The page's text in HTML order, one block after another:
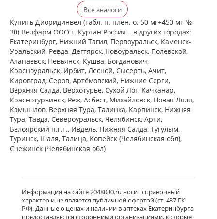
Детралекс (табл. п. плен. о. 500 мг №
60) Лаборатории Сервье Индастри
Франция Сервье РУС ООО Россия
есть в 1 аптеках
от 2 164,00 до 2 164,00
Венарус (табл. п. плен. о. 50 мг+450
мг № 30) Алиум АО (Московская
обл,.рп. Оболенск) Россия
есть в 1 аптеках
от 1 183,00 до 1 183,00
Венарус (табл. п. плен. о. 50 мг+450
мг № 60) Алиум АО (Московская
обл,.рп. Оболенск) Россия
есть в 1 аптеках
Детралекс (табл. п. плен. о. 1000 мг
№ 60) Лаборатории Сервье
Индастри Франция Сервье РУС ООО
Россия
Все аналоги
Купить Диоридинвел (табл. п. плен. о. 50 мг+450 мг №
30) Велфарм ООО г. Курган Россия – в других городах:
Екатеринбург, Нижний Тагил, Первоуральск, Каменск-
Уральский, Ревда, Дегтярск, Новоуральск, Полевской,
Алапаевск, Невьянск, Кушва, Богданович,
Красноуральск, Ирбит, Лесной, Сысерть, Ачит,
Кировград, Серов, Артёмовский, Нижние Cерги,
Верхняя Салда, Верхотурье, Сухой Лог, Качканар,
Краснотурьинск, Реж, Асбест, Михайловск, Новая Ляля,
Камышлов, Верхняя Тура, Талинка, Карпинск, Нижняя
Тура, Тавда, Североуральск, Челябинск, Арти,
Белоярский п.г.т., Ивдель, Нижняя Салда, Тугулым,
Туринск, Шаля, Талица, Копейск (Челябинская обл),
Снежинск (Челябинская обл)
Информация на сайте 2048080.ru носит справочный
характер и не является публичной офертой (ст. 437 ГК
РФ). Данные о ценах и наличии в аптеках Екатеринбурга
предоставляются сторонними организациями, которые